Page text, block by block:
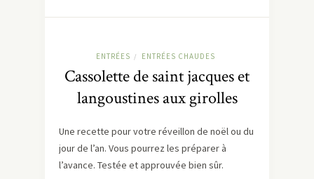
ENTRÉES / ENTRÉES CHAUDES
Cassolette de saint jacques et
langoustines aux girolles
Une recette pour votre réveillon de noël ou du
jour de l’an. Vous pourrez les préparer à
l’avance. Testée et approuvée bien sûr.